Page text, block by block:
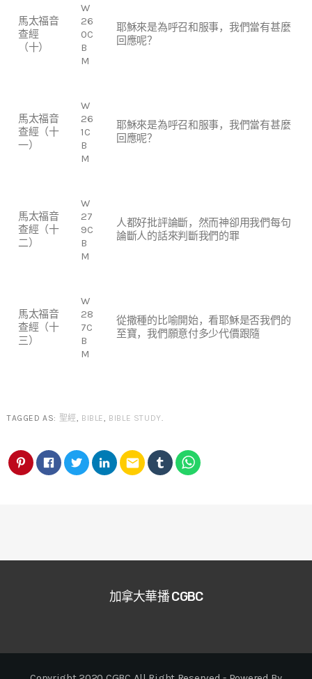
馬太福音
查經
（十）
W
26
0C
B
M
耶穌來是為呼召和服事，我們當有甚麼
回應呢？
馬太福音
查經（十
一）
W
26
1C
B
M
耶穌來是為呼召和服事，我們當有甚麼
回應呢？
馬太福音
查經（十
二）
W
27
9C
B
M
人都好批評論斷，然而神卻用我們每句
論斷人的話來判斷我們的罪
馬太福音
查經（十
三）
W
28
7C
B
M
從撒種的比喻開始，看耶穌是否我們的
至寶，我們願意付多少代價跟隨
TAGGED AS: 聖經 BIBLE BIBLE STUDY
email
加拿大華播 CGBC